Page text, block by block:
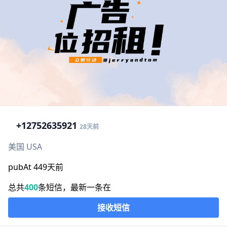
+12752635921 28天前
美国 USA
pubAt 449天前
总共400条短信，最新一条在
接收短信